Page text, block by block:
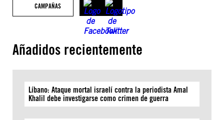
CAMPAÑAS
Añadidos recientemente
Líbano: Ataque mortal israelí contra la periodista Amal
Khalil debe investigarse como crimen de guerra